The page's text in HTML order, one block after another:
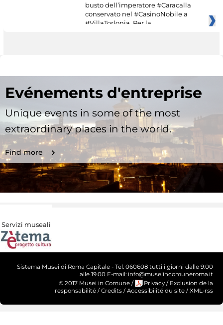
busto dell’imperatore #Caracalla
conservato nel #CasinoNobile a
#VillaTorlonia. Per la
Evénements d'entreprise
Unique events in some of the most
extraordinary places in the world.
Find more
Servizi museali
Sistema Musei di Roma Capitale - Tel. 060608 tutti i giorni dalle 9.00
alle 19.00 E-mail: info@museiincomuneroma.it
© 2017 Musei in Comune / Privacy / Exclusion de la
responsabilité /Credits /Accessibilité du site /XML-rss